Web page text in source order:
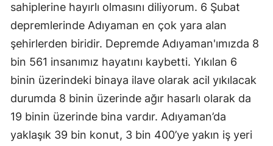
sahiplerine hayırlı olmasını diliyorum. 6 Şubat
depremlerinde Adıyaman en çok yara alan
şehirlerden biridir. Depremde Adıyaman'ımızda 8
bin 561 insanımız hayatını kaybetti. Yıkılan 6
binin üzerindeki binaya ilave olarak acil yıkılacak
durumda 8 binin üzerinde ağır hasarlı olarak da
19 binin üzerinde bina vardır. Adıyaman’da
yaklaşık 39 bin konut, 3 bin 400’ye yakın iş yeri